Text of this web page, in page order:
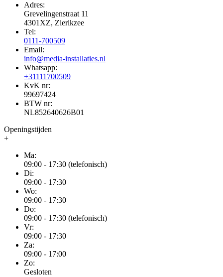
Adres:
Grevelingenstraat 11
4301XZ, Zierikzee
Tel:
0111-700509
Email:
info@media-installaties.nl
Whatsapp:
+31111700509
KvK nr:
99697424
BTW nr:
NL852640626B01
Openingstijden
+
Ma:
09:00 - 17:30 (telefonisch)
Di:
09:00 - 17:30
Wo:
09:00 - 17:30
Do:
09:00 - 17:30 (telefonisch)
Vr:
09:00 - 17:30
Za:
09:00 - 17:00
Zo:
Gesloten